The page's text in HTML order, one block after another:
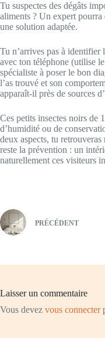
Tu suspectes des dégâts
aliments ? Un expert
une solution adaptée.
Tu n’arrives pas à identifier
avec ton téléphone (utilise
spécialiste à poser le bon
l’as trouvé et son
apparaît-il près de sources
Ces petits insectes noirs de
d’humidité ou de
deux aspects, tu retrouveras
reste la prévention : un
naturellement ces visiteurs
PRÉCÉDENT
Laisser un commentaire
Vous devez vous connecter